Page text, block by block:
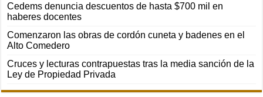
Cedems denuncia descuentos de hasta $700 mil en
haberes docentes
Comenzaron las obras de cordón cuneta y badenes en el
Alto Comedero
Cruces y lecturas contrapuestas tras la media sanción de la
Ley de Propiedad Privada